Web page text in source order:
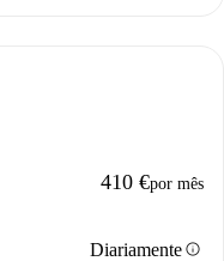
410 €por mês
Diariamenteinfo